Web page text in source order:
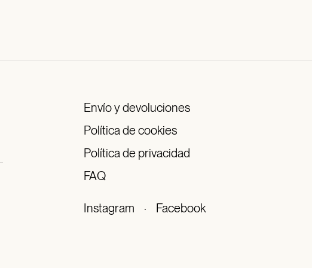
Envío y devoluciones
Política de cookies
Política de privacidad
FAQ
Instagram · Facebook